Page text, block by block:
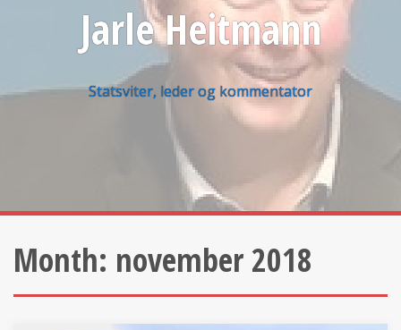
Jarle Heitmann
Statsviter, leder og kommentator
Month: november 2018